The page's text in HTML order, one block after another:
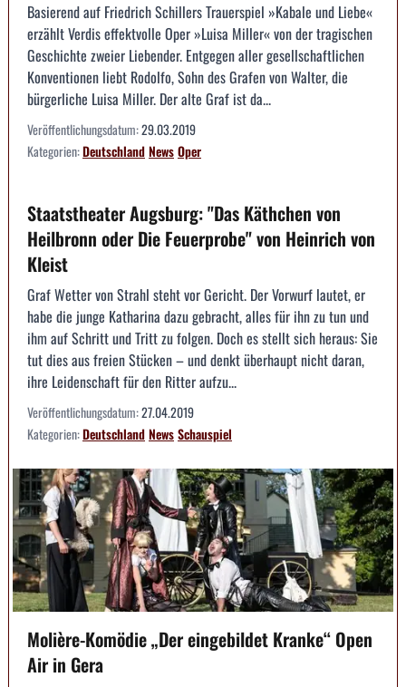
Basierend auf Friedrich Schillers Trauerspiel »Kabale und Liebe«
erzählt Verdis effektvolle Oper »Luisa Miller« von der tragischen
Geschichte zweier Liebender. Entgegen aller gesellschaftlichen
Konventionen liebt Rodolfo, Sohn des Grafen von Walter, die
bürgerliche Luisa Miller. Der alte Graf ist da...
Veröffentlichungsdatum:29.03.2019
Kategorien:DeutschlandNewsOper
Staatstheater Augsburg: "Das Käthchen von
Heilbronn oder Die Feuerprobe" von Heinrich von
Kleist
Graf Wetter von Strahl steht vor Gericht. Der Vorwurf lautet, er
habe die junge Katharina dazu gebracht, alles für ihn zu tun und
ihm auf Schritt und Tritt zu folgen. Doch es stellt sich heraus: Sie
tut dies aus freien Stücken – und denkt überhaupt nicht daran,
ihre Leidenschaft für den Ritter aufzu...
Veröffentlichungsdatum:27.04.2019
Kategorien:DeutschlandNewsSchauspiel
Molière-Komödie „Der eingebildet Kranke“ Open
Air in Gera